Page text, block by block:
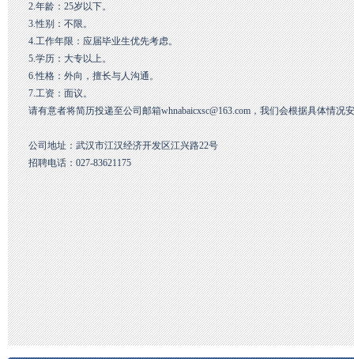
2.年龄：25岁以下。
3.性别：不限。
4.工作年限：应届毕业生优先考虑。
5.学历：大专以上。
6.性格：外向，擅长与人沟通。
7.工资：面议。
请有意者将简历投递至公司邮箱whnabaicxsc@163.com，我们会根据具体情况
公司地址：武汉市江汉经济开发区江兴路22号
招聘电话：027-83621175